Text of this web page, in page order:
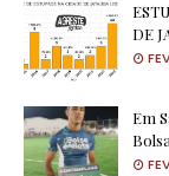
DE
Em